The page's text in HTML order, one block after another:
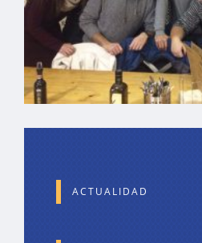
ACTUALIDAD